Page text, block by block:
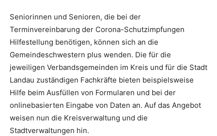
Seniorinnen und Senioren, die bei der
Terminvereinbarung der Corona-Schutzimpfungen
Hilfestellung benötigen, können sich an die
Gemeindeschwestern plus wenden. Die für die
jeweiligen Verbandsgemeinden im Kreis und für die Stadt
Landau zuständigen Fachkräfte bieten beispielsweise
Hilfe beim Ausfüllen von Formularen und bei der
onlinebasierten Eingabe von Daten an. Auf das Angebot
weisen nun die Kreisverwaltung und die
Stadtverwaltungen hin.